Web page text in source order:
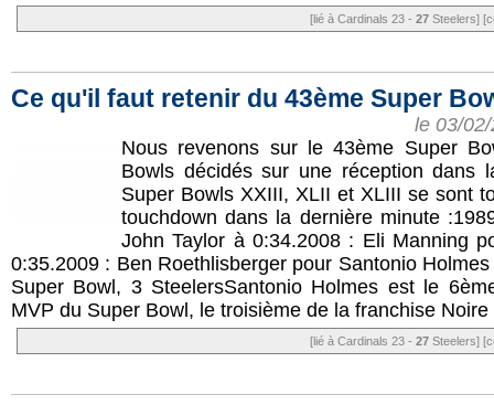
[lié à Cardinals 23 - 27 Steelers]
Ce qu'il faut retenir du 43ème Super
le 03/
Nous revenons sur le 43ème Super
Bowls décidés sur une réception dans
Super Bowls XXIII, XLII et XLIII se sont
touchdown dans la dernière minute
John Taylor à 0:34.2008 : Eli Manning
0:35.2009 : Ben Roethlisberger pour Santonio
Super Bowl, 3 SteelersSantonio Holmes est le
MVP du Super Bowl, le troisième de la franchise Noire
[lié à Cardinals 23 - 27 Steelers]